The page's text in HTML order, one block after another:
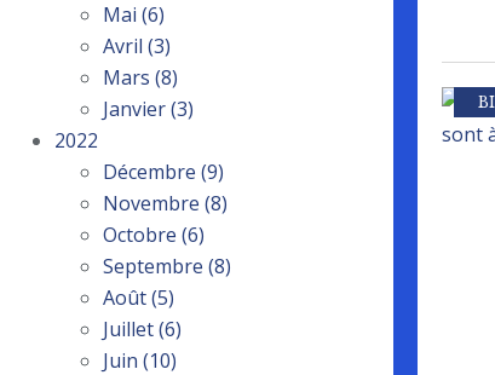
Mai (6)
Avril (3)
Mars (8)
Janvier(3)
2022
Décembre (9)
Novembre (8)
Octobre (6)
Septembre (8)
Août(5)
Juillet(6)
Juin (10)